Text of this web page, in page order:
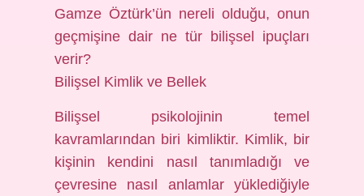
Gamze Öztürk’ün nereli olduğu, onun
geçmişine dair ne tür bilişsel ipuçları
verir?
Bilişsel Kimlik ve Bellek
Bilişsel psikolojinin temel
kavramlarından biri kimliktir. Kimlik, bir
kişinin kendini nasıl tanımladığı ve
çevresine nasıl anlamlar yüklediğiyle